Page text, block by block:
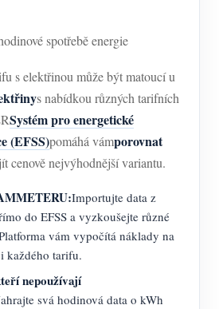
spotřebě energie
s elektřinou může být matoucí u
s nabídkou různých tarifních
Systém pro energetické
(EFSS)pomáhá vámporovnat
cenově nejvýhodnější variantu.
Importujte data z
do EFSS a vyzkoušejte různé
vám vypočítá náklady na
každého tarifu.
nepoužívají
svá hodinová data o kWh